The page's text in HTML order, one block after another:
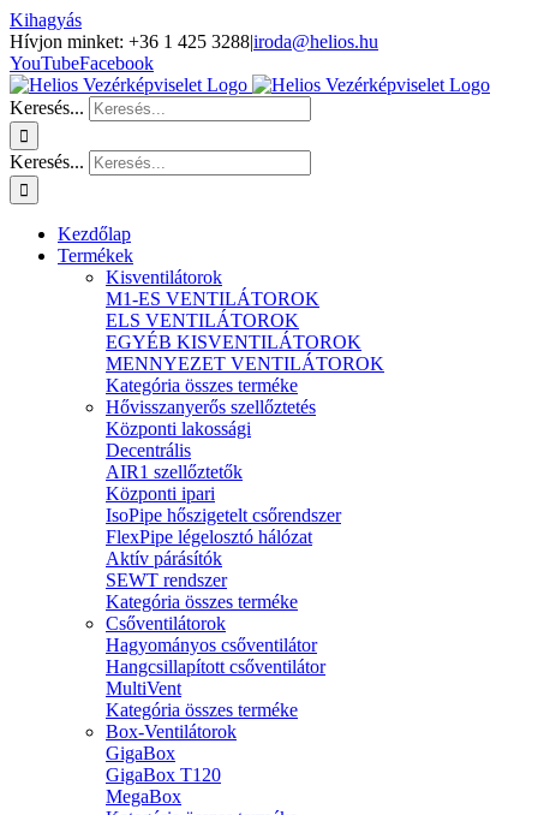
Kihagyás
Hívjon minket: +36 1 425 3288|iroda@helios.hu
YouTubeFacebook
Keresés...
Keresés...
Kezdőlap
Termékek
Kisventilátorok
M1-ES VENTILÁTOROK
ELS VENTILÁTOROK
EGYÉB KISVENTILÁTOROK
MENNYEZET VENTILÁTOROK
Kategória összes terméke
Hővisszanyerős szellőztetés
Központi lakossági
Decentrális
AIR1 szellőztetők
Központi ipari
IsoPipe hőszigetelt csőrendszer
FlexPipe légelosztó hálózat
Aktív párásítók
SEWT rendszer
Kategória összes terméke
Csőventilátorok
Hagyományos csőventilátor
Hangcsillapított csőventilátor
MultiVent
Kategória összes terméke
Box-Ventilátorok
GigaBox
GigaBox T120
MegaBox